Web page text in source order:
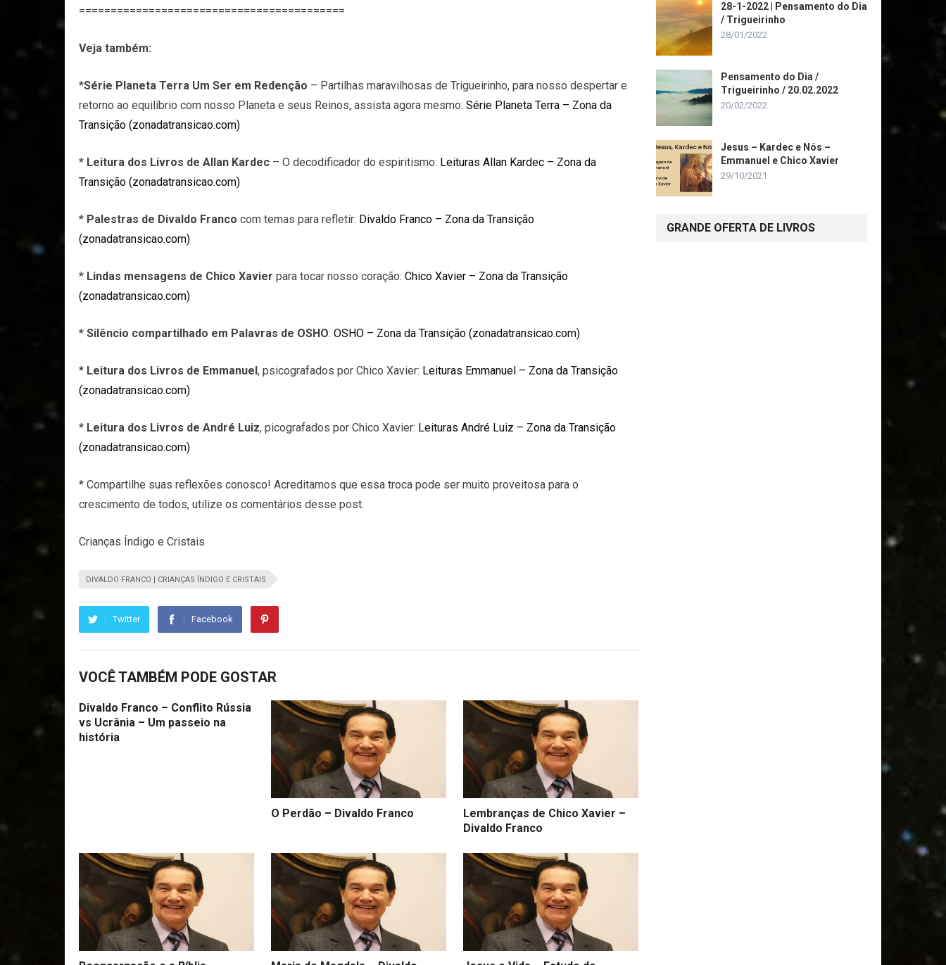
==========================================
Veja também:
*Série Planeta Terra Um Ser em Redenção – Partilhas maravilhosas de Trigueirinho, para nosso despertar e
retorno ao equilíbrio com nosso Planeta e seus Reinos, assista agora mesmo: Série Planeta Terra – Zona da
Transição (zonadatransicao.com)
* Leitura dos Livros de Allan Kardec – O decodificador do espiritismo: Leituras Allan Kardec – Zona da
Transição (zonadatransicao.com)
* Palestras de Divaldo Franco com temas para refletir: Divaldo Franco – Zona da Transição
(zonadatransicao.com)
* Lindas mensagens de Chico Xavier para tocar nosso coração: Chico Xavier – Zona da Transição
(zonadatransicao.com)
* Silêncio compartilhado em Palavras de OSHO: OSHO – Zona da Transição (zonadatransicao.com)
* Leitura dos Livros de Emmanuel, psicografados por Chico Xavier: Leituras Emmanuel – Zona da Transição
(zonadatransicao.com)
* Leitura dos Livros de André Luiz, picografados por Chico Xavier: Leituras André Luiz – Zona da Transição
(zonadatransicao.com)
* Compartilhe suas reflexões conosco! Acreditamos que essa troca pode ser muito proveitosa para o
crescimento de todos, utilize os comentários desse post.
Crianças Índigo e Cristais
DIVALDO FRANCO | CRIANÇAS ÍNDIGO E CRISTAIS
Twitter Facebook
VOCÊ TAMBÉM PODE GOSTAR
Divaldo Franco – Conflito Rússia
vs Ucrânia – Um passeio na
história
O Perdão – Divaldo Franco
Lembranças de Chico Xavier –
Divaldo Franco
28-1-2022 | Pensamento do Dia
/ Trigueirinho
28/01/2022
Pensamento do Dia /
Trigueirinho / 20.02.2022
20/02/2022
Jesus – Kardec e Nós –
Emmanuel e Chico Xavier
29/10/2021
GRANDE OFERTA DE LIVROS